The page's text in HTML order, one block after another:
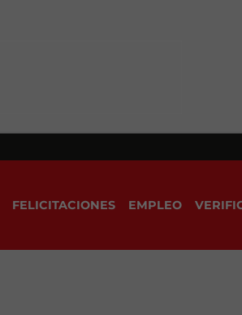
FELICITACIONES EMPLEO